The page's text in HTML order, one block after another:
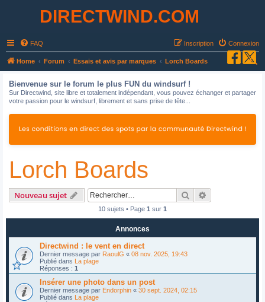
DIRECTWIND.COM
FAQ Connexion
Inscription
Home Forum Essais et avis par marques Lorch Boards
Bienvenue sur le forum le plus FUN du windsurf !
Sur Directwind, site libre et totalement indépendant, vous pouvez échanger et partager
votre passion pour le windsurf, librement et sans prise de tête...
Lorch Boards
Nouveau sujet Rechercher
10 sujets • Page 1 sur 1
Annonces
Directwind : le vent en direct
Dernier message par RaoulG « 08 nov. 2025, 19:43
Publié dans La plage
Réponses : 1
Insérer une photo dans un post
Dernier message par Endorphin « 30 sept. 2024, 02:15
Publié dans La plage